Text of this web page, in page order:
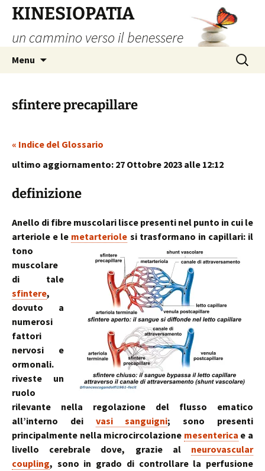
contenuto
KINESIOPATIA
un cammino verso il benessere
Menu
Ricerca
per:
sfintere precapillare
« Indice del Glossario
ultimo aggiornamento: 27 Ottobre 2023 alle 12:12
definizione
Anello di fibre muscolari lisce presenti nel punto in cui le
arteriole e le metarteriole si trasformano in capillari: il
tono
muscolare
di tale
sfintere,
dovuto a
numerosi
fattori
nervosi e
ormonali.
riveste un
ruolo
rilevante nella regolazione del flusso ematico
all’interno dei vasi sanguigni; sono presenti
principalmente nella microcircolazione mesenterica e a
livello cerebrale dove, grazie al neurovascular
coupling, sono in grado di controllare la perfusione